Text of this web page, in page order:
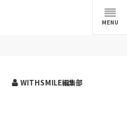
MENU
WITHSMILE編集部